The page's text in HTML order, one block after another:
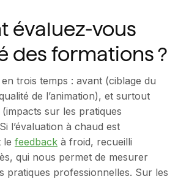
évaluez-vous
des formations ?
trois temps : avant (ciblage du
de l’animation), et surtout
sur les pratiques
l’évaluation à chaud est
le feedback à froid, recueilli
qui nous permet de mesurer
pratiques professionnelles. Sur les